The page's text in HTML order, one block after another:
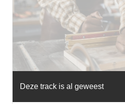
Deze track is al geweest